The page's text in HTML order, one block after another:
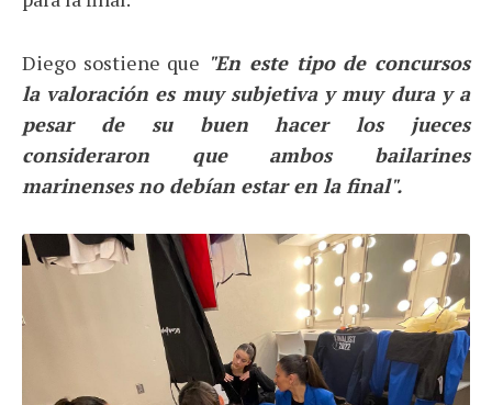
Diego sostiene que "En este tipo de concursos
la valoración es muy subjetiva y muy dura y a
pesar de su buen hacer los jueces
consideraron que ambos bailarines
marinenses no debían estar en la final".